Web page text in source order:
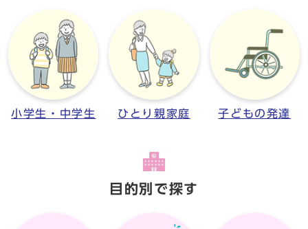
小学生・中学生 ひとり親家庭 子どもの発達
目的別で探す